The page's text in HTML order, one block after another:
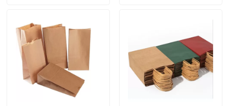
طلب اقتباس
صندوق تغليف الطباعة